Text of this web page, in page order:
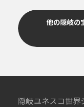
他の隠岐の
隠岐ユネスコ世界